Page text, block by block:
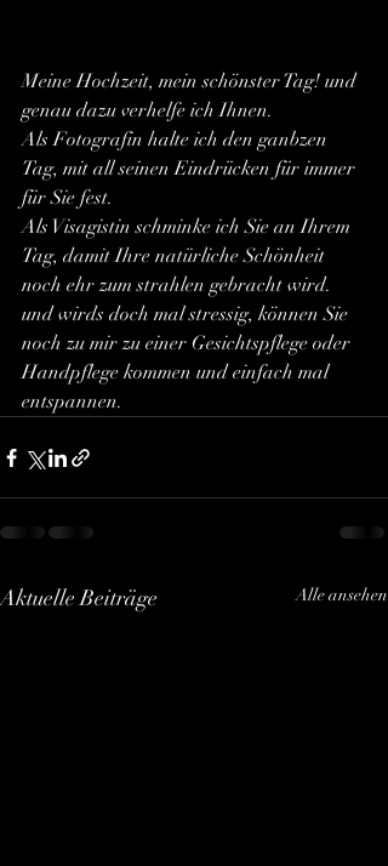
Meine Hochzeit, mein schönster Tag! und
genau dazu verhelfe ich Ihnen.
Als Fotografin halte ich den ganbzen
Tag, mit all seinen Eindrücken für immer
für Sie fest.
Als Visagistin schminke ich Sie an Ihrem
Tag, damit Ihre natürliche Schönheit
noch ehr zum strahlen gebracht wird.
und wirds doch mal stressig, können Sie
noch zu mir zu einer Gesichtspflege oder
Handpflege kommen und einfach mal
entspannen.
Aktuelle Beiträge Alle ansehen